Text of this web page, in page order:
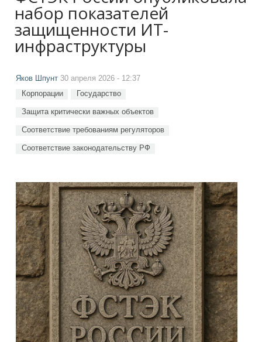
набор показателей
защищенности ИТ-
инфраструктуры
Яков Шпунт 30 апреля 2026 - 12:37
Корпорации Государство
Защита критически важных объектов
Соответствие требованиям регуляторов
Соответствие законодательству РФ